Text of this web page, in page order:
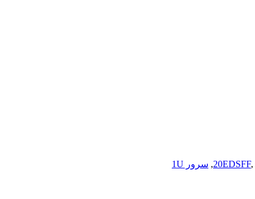
20EDSFF,
, سرور 1U